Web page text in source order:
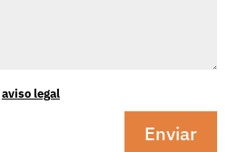
aviso legal
Enviar